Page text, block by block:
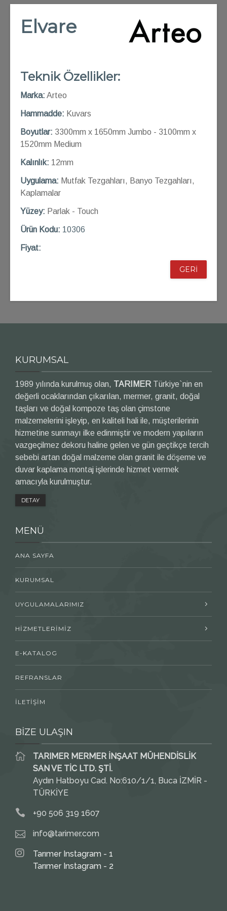
Elvare
Teknik Özellikler:
Marka: Arteo
Hammadde: Kuvars
Boyutlar: 3300mm x 1650mm Jumbo - 3100mm x
1520mm Medium
Kalınlık: 12mm
Uygulama: Mutfak Tezgahları, Banyo Tezgahları,
Kaplamalar
Yüzey: Parlak - Touch
Ürün Kodu: 10306
Fiyat:
GERİ
KURUMSAL
1989 yılında kurulmuş olan, TARIMER Türkiye`nin en
değerli ocaklarından çıkarılan, mermer, granit, doğal
taşları ve doğal kompoze taş olan çimstone
malzemelerini işleyip, en kaliteli hali ile, müşterilerinin
hizmetine sunmayı ilke edinmiştir ve modern yapıların
vazgeçilmez dekoru haline gelen ve gün geçtikçe tercih
sebebi artan doğal malzeme olan granit ile döşeme ve
duvar kaplama montaj işlerinde hizmet vermek
amacıyla kurulmuştur.
DETAY
MENÜ
ANA SAYFA
KURUMSAL
UYGULAMALARIMIZ
HİZMETLERİMİZ
E-KATALOG
REFRANSLAR
İLETİŞİM
BİZE ULAŞIN
TARIMER MERMER İNŞAAT MÜHENDİSLİK
SAN VE TİC LTD. ŞTİ.
Aydın Hatboyu Cad. No:610/1/1, Buca İZMİR -
TÜRKİYE
+90 506 319 1607
info@tarimer.com
Tarımer Instagram - 1
Tarımer Instagram - 2